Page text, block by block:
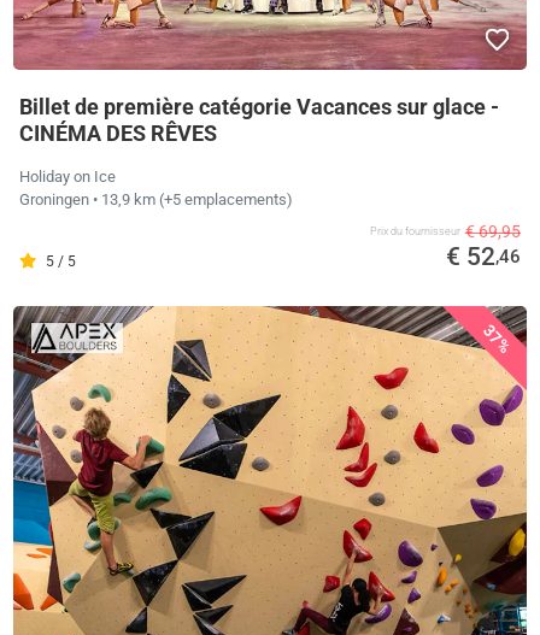
Billet de première catégorie Vacances sur glace -
CINÉMA DES RÊVES
Holiday on Ice
Groningen • 13,9 km (+5 emplacements)
5 / 5
Prix ​​du fournisseur € 69,95
€ 52,46
37%